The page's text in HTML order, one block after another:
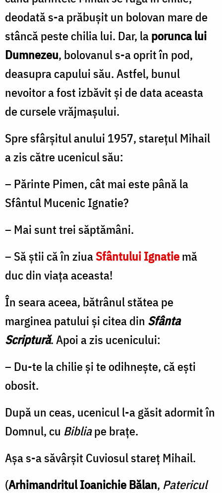
deodată s-a prăbuşit un bolovan mare de
stâncă peste chilia lui. Dar, laporunca lui
Dumnezeu, bolovanul s-a oprit în pod,
deasupra capului său. Astfel, bunul
nevoitor a fost izbăvit şi de data aceasta
de cursele vrăjmaşului.
Spre sfârşitul anului 1957, stareţul Mihail
a zis către ucenicul său:
– Părinte Pimen, cât mai este până la
Sfântul Mucenic Ignatie?
– Mai sunt trei săptămâni.
– Să ştii că în ziuaSfântului Ignatiemă
duc din viaţa aceasta!
În seara aceea, bătrânul stătea pe
marginea patului şi citea din Sfânta
Scriptură. Apoi a zis ucenicului:
– Du-te la chilie şi te odihneşte, că eşti
obosit.
După un ceas, ucenicul l-a găsit adormit în
Domnul, cu Bibliape braţe.
Aşa s-a săvârşit Cuviosul stareţ Mihail.
(Arhimandritul Ioanichie Bălan, Patericul